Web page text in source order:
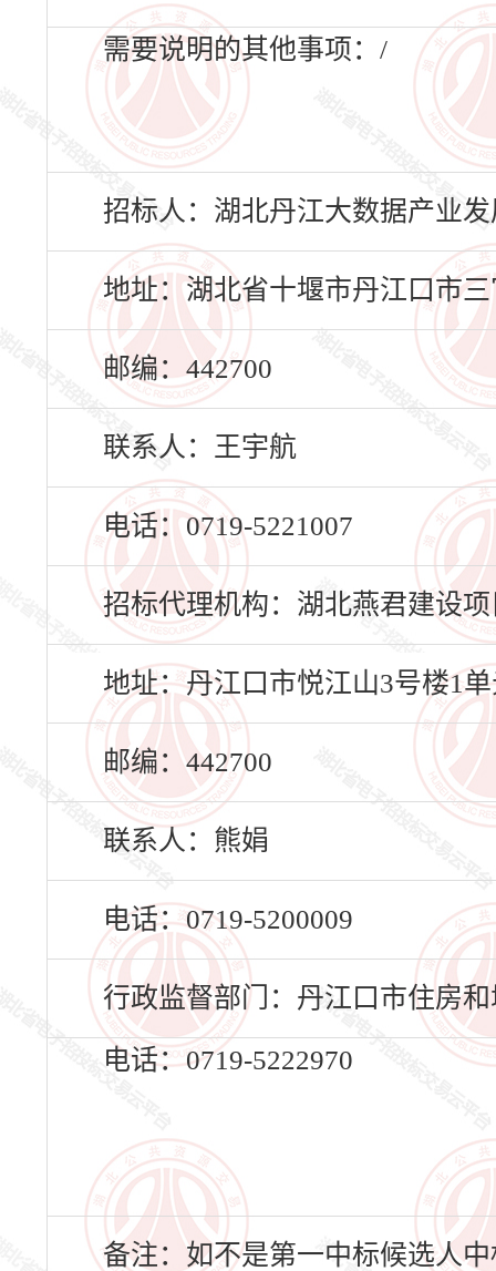
需要说明的其他事项：/
招标人：湖北丹江大数据产业
地址：湖北省十堰市丹江口市
邮编：442700
联系人：王宇航
电话：0719-5221007
招标代理机构：湖北燕君建设
地址：丹江口市悦江山3号楼1
邮编：442700
联系人：熊娟
电话：0719-5200009
行政监督部门：丹江口市住房和
电话：0719-5222970
备注：如不是第一中标候选人中